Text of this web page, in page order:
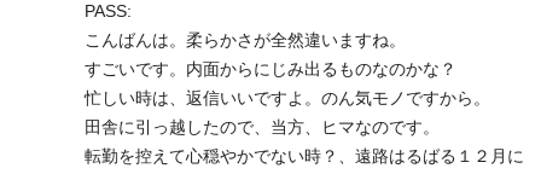
PASS:
こんばんは。柔らかさが全然違いますね。
すごいです。内面からにじみ出るものなのかな？
忙しい時は、返信いいですよ。のん気モノですから。
田舎に引っ越したので、当方、ヒマなのです。
転勤を控えて心穏やかでない時？、遠路はるばる１２月に